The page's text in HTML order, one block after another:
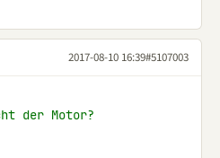
2017-08-10 16:39#5107003
der Motor?